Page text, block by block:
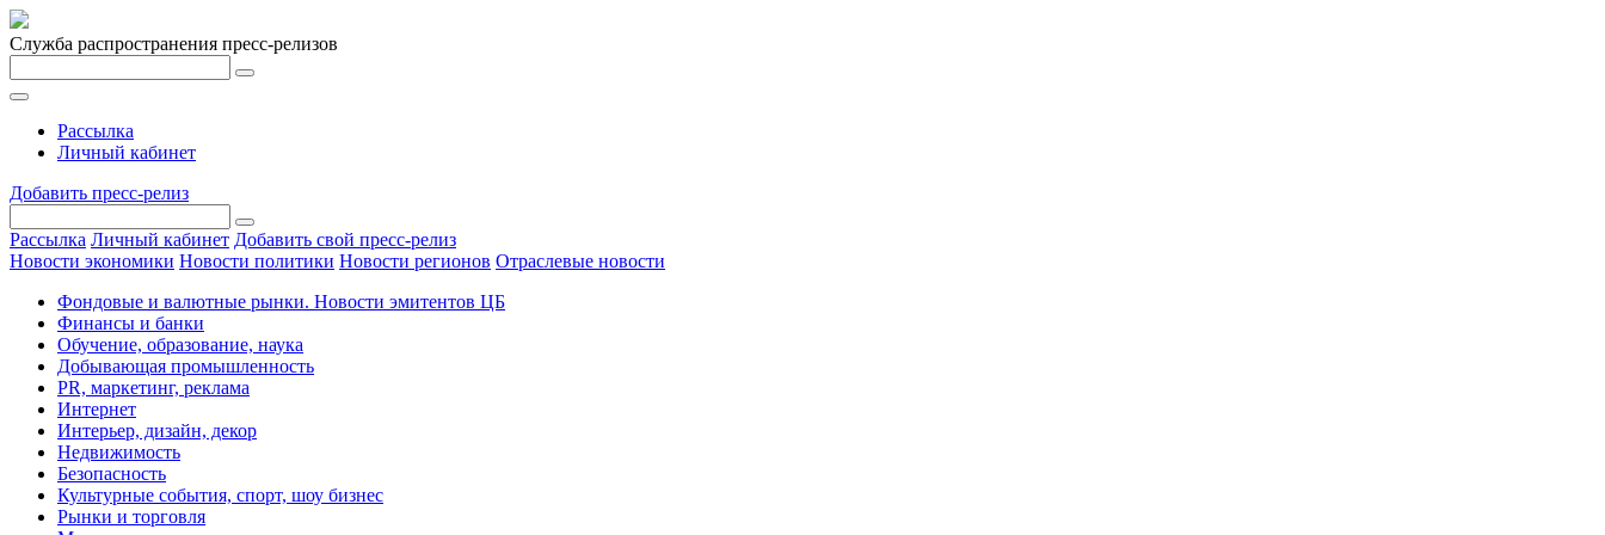
Служба распространения пресс-релизов
Рассылка
Личный кабинет
Добавить пресс-релиз
Рассылка Личный кабинет Добавить свой пресс-релиз
Новости экономики Новости политики Новости регионов Отраслевые новости
Фондовые и валютные рынки. Новости эмитентов ЦБ
Финансы и банки
Обучение, образование, наука
Добывающая промышленность
PR, маркетинг, реклама
Интернет
Интерьер, дизайн, декор
Недвижимость
Безопасность
Культурные события, спорт, шоу бизнес
Рынки и торговля